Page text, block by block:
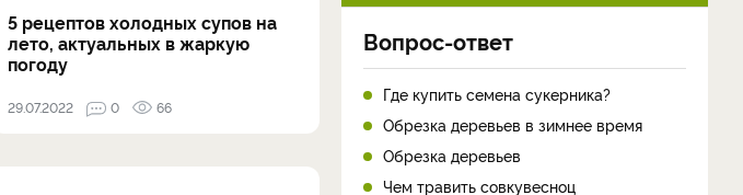
5 рецептов холодных супов на
лето, актуальных в жаркую
погоду
29.07.2022 0 66
Вопрос-ответ
Где купить семена сукерника?
Обрезка деревьев в зимнее время
Обрезка деревьев
Чем травить совкувесноц